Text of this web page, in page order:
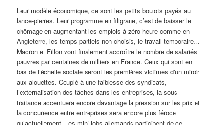
Leur modèle économique, ce sont les petits boulots payés au
lance-pierres. Leur programme en filigrane, c’est de baisser le
chômage en augmentant les emplois à zéro heure comme en
Angleterre, les temps partiels non choisis, le travail temporaire…
Macron et Fillon vont finalement accroître le nombre de salariés
pauvres par centaines de milliers en France. Ceux qui sont en
bas de l’échelle sociale seront les premières victimes d’un miroir
aux alouettes. Couplé à une faiblesse des syndicats,
l’externalisation des tâches dans les entreprises, la sous-
traitance accentuera encore davantage la pression sur les prix et
la concurrence entre entreprises sera encore plus féroce
qu’actuellement. Les mini-jobs allemands participent de ce